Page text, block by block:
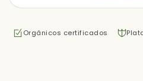
Orgânicos certificados